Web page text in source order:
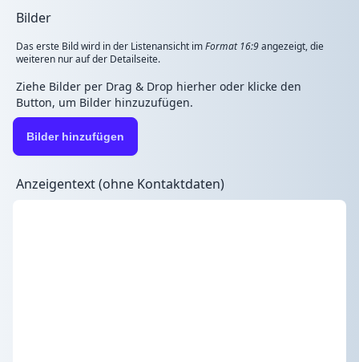
Bilder
Das erste Bild wird in der Listenansicht imFormat 16:9angezeigt, die
weiteren nur auf der Detailseite.
Ziehe Bilder per Drag & Drop hierher oder klicke den
Button, um Bilder hinzuzufügen.
Bilder hinzufügen
Anzeigentext (ohne Kontaktdaten)